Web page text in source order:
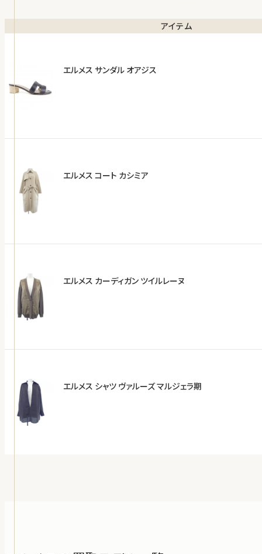
アイテム
エルメス サンダル オアジス
エルメス コート カシミア
エルメス カーディガン ツイルレーヌ
エルメス シャツ ヴァルーズ マルジェラ期